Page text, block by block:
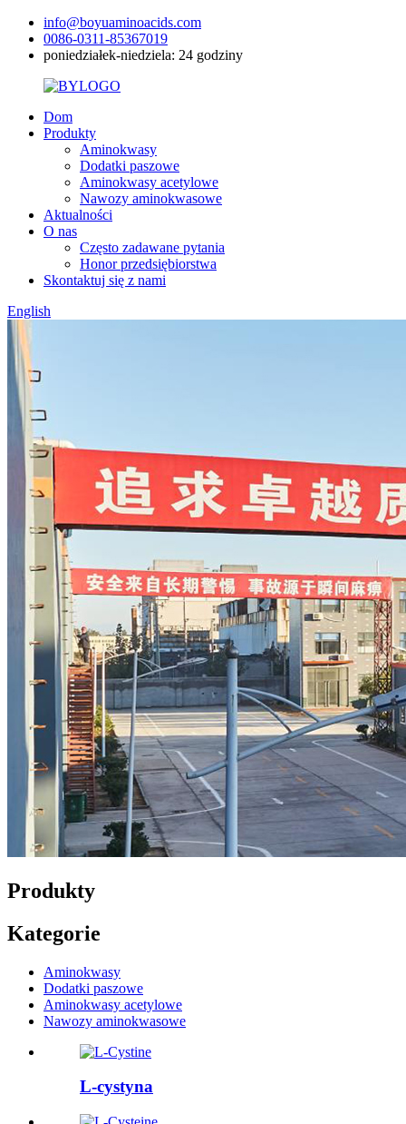
info@boyuaminoacids.com
0086-0311-85367019
poniedziałek-niedziela: 24 godziny
Dom
Produkty
Aminokwasy
Dodatki paszowe
Aminokwasy acetylowe
Nawozy aminokwasowe
Aktualności
O nas
Często zadawane pytania
Honor przedsiębiorstwa
Skontaktuj się z nami
English
Produkty
Kategorie
Aminokwasy
Dodatki paszowe
Aminokwasy acetylowe
Nawozy aminokwasowe
L-cystyna